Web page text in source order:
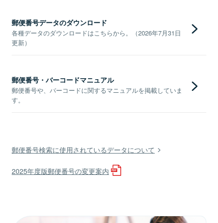
郵便番号データのダウンロード
各種データのダウンロードはこちらから。（2026年7月31日
更新）
郵便番号・バーコードマニュアル
郵便番号や、バーコードに関するマニュアルを掲載していま
す。
郵便番号検索に使用されているデータについて
2025年度版郵便番号の変更案内